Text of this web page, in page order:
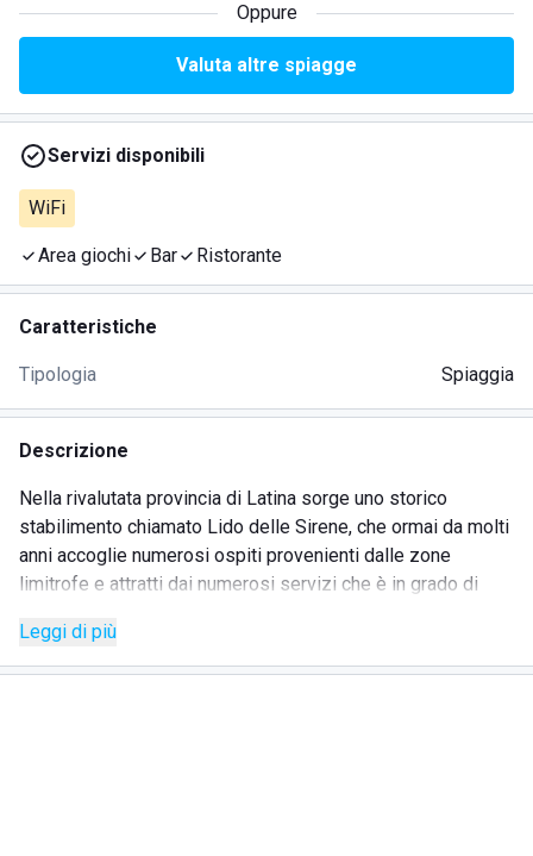
Oppure
Valuta altre spiagge
Servizi disponibili
WiFi
Area giochi Bar Ristorante
Caratteristiche
Tipologia Spiaggia
Descrizione
Nella rivalutata provincia di Latina sorge uno storico
stabilimento chiamato Lido delle Sirene, che ormai da molti
anni accoglie numerosi ospiti provenienti dalle zone
limitrofe e attratti dai numerosi servizi che è in grado di
Si tratta di una location adatta sia ai giovani in cerca di
divertimento che alle famiglie con bambini al seguito, che
Leggi di più